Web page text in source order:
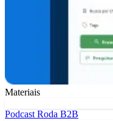
Materiais
Podcast Roda B2B